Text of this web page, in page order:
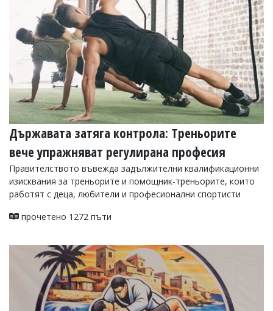
читателите
редакцията
носи
отговорност
за
тях!
Ако
откриете
обиден
за
вас
коментар,
моля
сигнализирайте
ни!
Държавата затяга контрола: Треньорите
вече упражняват регулирана професия
Правителството въвежда задължителни квалификационни
изисквания за треньорите и помощник-треньорите, които
работят с деца, любители и професионални спортисти
прочетено 1272 пъти